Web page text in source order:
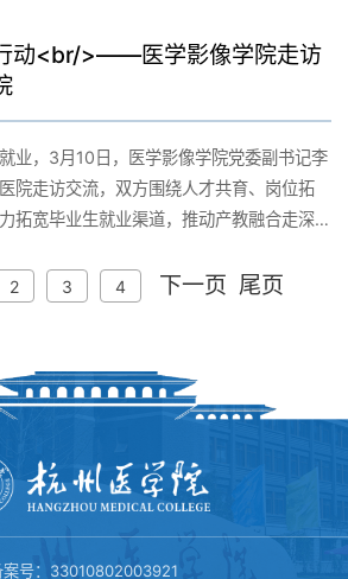
中的重要地位，辅导员要主动扛起双创教
育核心要义。此次邀请赖思宏老师开展双
合辅导员工作
，以自身指导学生参与双创竞赛的真实案
双创指导的实践路径与核心方法。针对辅
策解读、项目选题、团队组建、竞赛备赛
力学生锤炼本领、斩获佳绩，更要始终把
位置，关注学生在项目研发、团队协作、
在陪伴学生成长的过程中，收获属于自己
“影耀青衿”辅导员培优计划双创专题，紧
内容务实、指导性强。不仅帮助老师们系
方法与实操技巧，明晰了双创教育工作的
动<br/>——医学影像学院走访
业，3月10日，医学影像学院党委副书记李
院走访交流，双方围绕人才共育、岗位拓
拓宽毕业生就业渠道，推动产教融合走深
大，能够为医学影像专业毕业生提供更多
展空间，只要技术过硬、踏实肯干，很快
。”这对有志于临床实践的年轻人而言，意
位完成基础实习后，可根据意愿转入已达成
，这一模式既保障了实习教学质量，又实
的精准对接。目前，双方已就合作事宜初
焦相关岗位，系统梳理具体用人需求，快
2 3 4 下一页 尾页
案号：33010802003921